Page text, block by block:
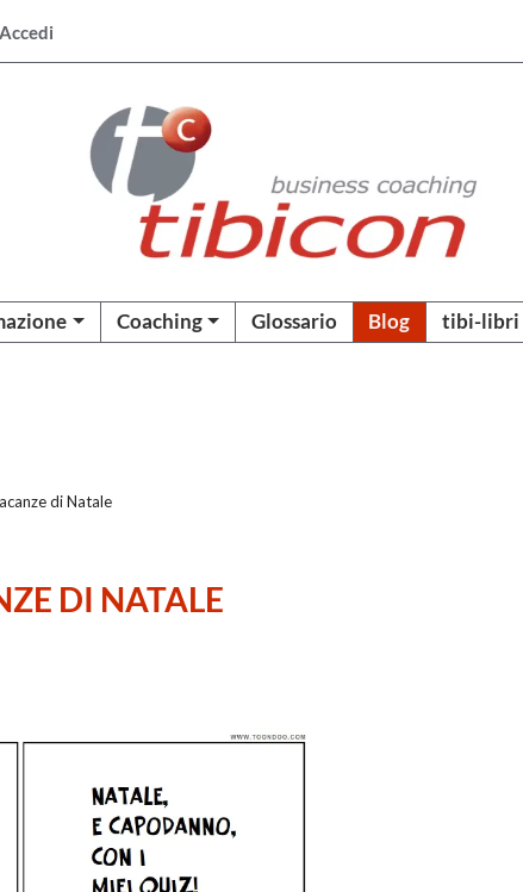
Accedi
Coaching Glossario Blog tibi-libri
di Natale
DI NATALE